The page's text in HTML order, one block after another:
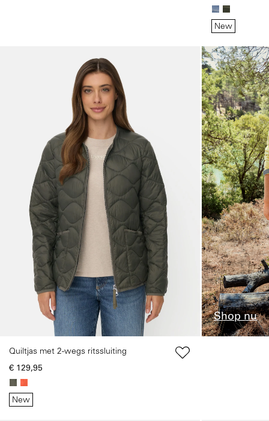
Shop nu
New
Quiltjas met 2-wegs ritssluiting
€ 129,95
New
Welcome to camel active online
In order to offer you the best possible
preferred language and delivery country and